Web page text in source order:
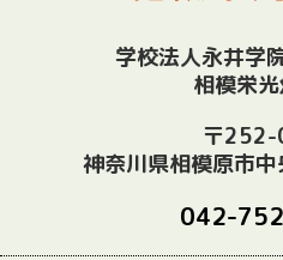
学校法人永井学
相模栄
〒
神奈川県相模原市
042-